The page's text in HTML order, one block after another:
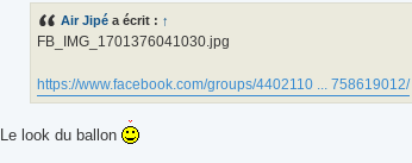
Air Jipé a écrit : ↑
FB_IMG_1701376041030.jpg
https://www.facebook.com/groups/4402110 ... 758619012/
Le look du ballon